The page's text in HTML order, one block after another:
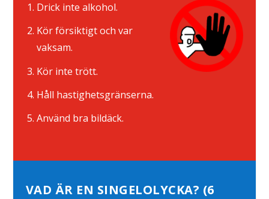
Drick inte alkohol.
Kör försiktigt och var
vaksam.
Kör inte trött.
Håll hastighetsgränserna.
Använd bra bildäck.
VAD ÄR EN SINGELOLYCKA? (6